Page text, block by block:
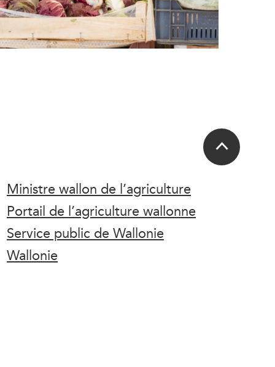
Ministre wallon de l’agriculture
Portail de l’agriculture wallonne
Service public de Wallonie
Wallonie